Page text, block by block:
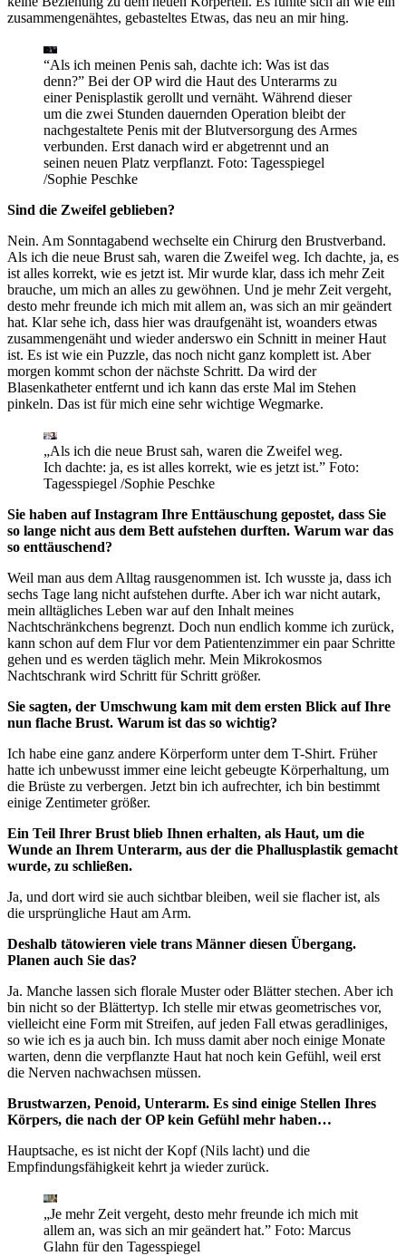
zusammengenähtes, gebasteltes Etwas, das neu an mir hing.
“Als ich meinen Penis sah, dachte ich: Was ist das
denn?” Bei der OP wird die Haut des Unterarms zu
einer Penisplastik gerollt und vernäht. Während dieser
um die zwei Stunden dauernden Operation bleibt der
nachgestaltete Penis mit der Blutversorgung des Armes
verbunden. Erst danach wird er abgetrennt und an
seinen neuen Platz verpflanzt. Foto: Tagesspiegel
/Sophie Peschke
Sind die Zweifel geblieben?
Nein. Am Sonntagabend wechselte ein Chirurg den Brustverband.
Als ich die neue Brust sah, waren die Zweifel weg. Ich dachte, ja, es
ist alles korrekt, wie es jetzt ist. Mir wurde klar, dass ich mehr Zeit
brauche, um mich an alles zu gewöhnen. Und je mehr Zeit vergeht,
desto mehr freunde ich mich mit allem an, was sich an mir geändert
hat. Klar sehe ich, dass hier was draufgenäht ist, woanders etwas
zusammengenäht und wieder anderswo ein Schnitt in meiner Haut
ist. Es ist wie ein Puzzle, das noch nicht ganz komplett ist. Aber
morgen kommt schon der nächste Schritt. Da wird der
Blasenkatheter entfernt und ich kann das erste Mal im Stehen
pinkeln. Das ist für mich eine sehr wichtige Wegmarke.
„Als ich die neue Brust sah, waren die Zweifel weg.
Ich dachte: ja, es ist alles korrekt, wie es jetzt ist.” Foto:
Tagesspiegel /Sophie Peschke
Sie haben auf Instagram Ihre Enttäuschung gepostet, dass Sie
so lange nicht aus dem Bett aufstehen durften. Warum war das
so enttäuschend?
Weil man aus dem Alltag rausgenommen ist. Ich wusste ja, dass ich
sechs Tage lang nicht aufstehen durfte. Aber ich war nicht autark,
mein alltägliches Leben war auf den Inhalt meines
Nachtschränkchens begrenzt. Doch nun endlich komme ich zurück,
kann schon auf dem Flur vor dem Patientenzimmer ein paar Schritte
gehen und es werden täglich mehr. Mein Mikrokosmos
Nachtschrank wird Schritt für Schritt größer.
Sie sagten, der Umschwung kam mit dem ersten Blick auf Ihre
nun flache Brust. Warum ist das so wichtig?
Ich habe eine ganz andere Körperform unter dem T-Shirt. Früher
hatte ich unbewusst immer eine leicht gebeugte Körperhaltung, um
die Brüste zu verbergen. Jetzt bin ich aufrechter, ich bin bestimmt
einige Zentimeter größer.
Ein Teil Ihrer Brust blieb Ihnen erhalten, als Haut, um die
Wunde an Ihrem Unterarm, aus der die Phallusplastik gemacht
wurde, zu schließen.
Ja, und dort wird sie auch sichtbar bleiben, weil sie flacher ist, als
die ursprüngliche Haut am Arm.
Deshalb tätowieren viele trans Männer diesen Übergang.
Planen auch Sie das?
Ja. Manche lassen sich florale Muster oder Blätter stechen. Aber ich
bin nicht so der Blättertyp. Ich stelle mir etwas geometrisches vor,
vielleicht eine Form mit Streifen, auf jeden Fall etwas geradliniges,
so wie ich es ja auch bin. Ich muss damit aber noch einige Monate
warten, denn die verpflanzte Haut hat noch kein Gefühl, weil erst
die Nerven nachwachsen müssen.
Brustwarzen, Penoid, Unterarm. Es sind einige Stellen Ihres
Körpers, die nach der OP kein Gefühl mehr haben…
Hauptsache, es ist nicht der Kopf (Nils lacht) und die
Empfindungsfähigkeit kehrt ja wieder zurück.
„Je mehr Zeit vergeht, desto mehr freunde ich mich mit
allem an, was sich an mir geändert hat.” Foto: Marcus
Glahn für den Tagesspiegel